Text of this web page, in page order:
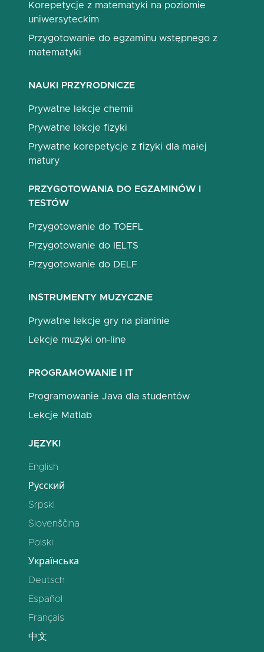
Korepetycje z matematyki na poziomie
uniwersyteckim
Przygotowanie do egzaminu wstępnego z
matematyki
NAUKI PRZYRODNICZE
Prywatne lekcje chemii
Prywatne lekcje fizyki
Prywatne korepetycje z fizyki dla małej
matury
PRZYGOTOWANIA DO EGZAMINÓW I
TESTÓW
Przygotowanie do TOEFL
Przygotowanie do IELTS
Przygotowanie do DELF
INSTRUMENTY MUZYCZNE
Prywatne lekcje gry na pianinie
Lekcje muzyki on-line
PROGRAMOWANIE I IT
Programowanie Java dla studentów
Lekcje Matlab
JĘZYKI
English
Русский
Srpski
Slovenščina
Polski
Українська
Deutsch
Español
Français
中文